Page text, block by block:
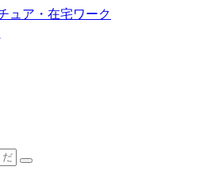
ュア・在宅ワーク